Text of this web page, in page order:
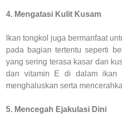
4. Mengatasi Kulit Kusam
Ikan tongkol juga bermanfaat
pada bagian tertentu seperti
yang sering terasa kasar dan
dan vitamin E di dalam ikan
menghaluskan serta
5. Mencegah Ejakulasi Dini